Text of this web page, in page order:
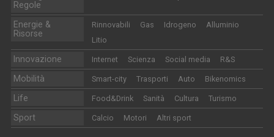
Regole
Energie &
Risorse
Rinnovabili Gas Idrogeno
Alluminio
Litio
Innovazione Internet Scienza Social media R&S
Mobilità Smart-city Trasporti Auto Bikenomics
Life Food&Drink Sanità Cultura Turismo
Sport Calcio Motori Altri sport